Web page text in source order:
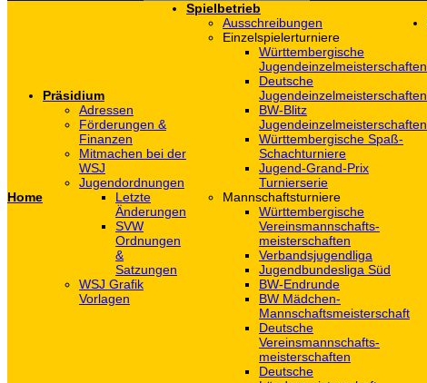
Home
Präsidium
Adressen
Förderungen &
Finanzen
Mitmachen bei der
WSJ
Jugendordnungen
Letzte
Änderungen
SVW
Ordnungen
&
Satzungen
WSJ Grafik
Vorlagen
Spielbetrieb
Ausschreibungen
Einzelspielerturniere
Württembergische
Jugendeinzelmeisterschaften
Deutsche
Jugendeinzelmeisterschaften
BW-Blitz
Jugendeinzelmeisterschaften
Württembergische Spaß-
Schachturniere
Jugend-Grand-Prix
Turnierserie
Mannschaftsturniere
Württembergische
Vereinsmannschafts-
meisterschaften
Verbandsjugendliga
Jugendbundesliga Süd
BW-Endrunde
BW Mädchen-
Mannschaftsmeisterschaft
Deutsche
Vereinsmannschafts-
meisterschaften
Deutsche